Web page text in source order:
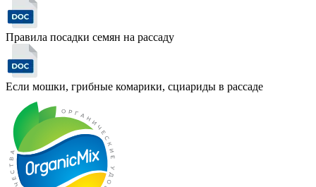
Правила посадки семян на рассаду
Если мошки, грибные комарики, сциариды в рассаде